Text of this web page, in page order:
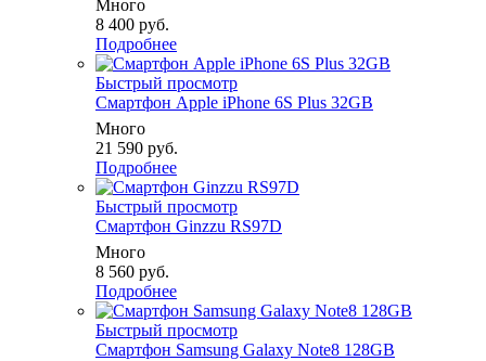
Много
8 400 руб.
Подробнее
Быстрый просмотр
Смартфон Apple iPhone 6S Plus 32GB
Много
21 590 руб.
Подробнее
Быстрый просмотр
Смартфон Ginzzu RS97D
Много
8 560 руб.
Подробнее
Быстрый просмотр
Смартфон Samsung Galaxy Note8 128GB